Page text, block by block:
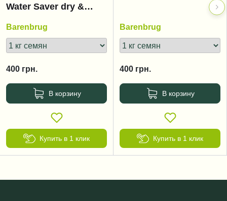
Water Saver dry &
Barenbrug
400 грн.
В корзину
Купить в 1 клик
Barenbrug
400 грн.
В корзину
Купить в 1 клик